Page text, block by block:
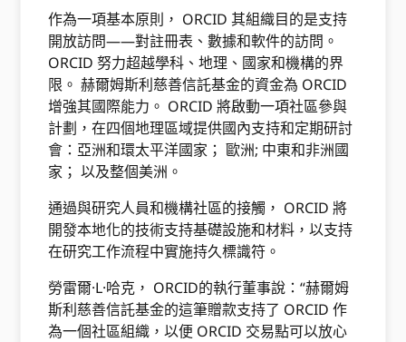
作為一項基本原則， ORCID 其組織目的是支持
開放訪問——對註冊表、數據和軟件的訪問。
ORCID 努力超越學科、地理、國家和機構的界
限。 赫爾姆斯利慈善信託基金的資金為 ORCID
增強其國際能力。 ORCID 將啟動一項社區參與
計劃，在四個地理區域提供國內支持和定期研討
會：亞洲和環太平洋國家； 歐洲; 中東和非洲國
家； 以及整個美洲。
通過與研究人員和機構社區的接觸， ORCID 將
開發本地化的技術支持基礎設施和材料，以支持
在研究工作流程中實施持久標識符。
勞雷爾·L·哈克， ORCID的執行董事說：“赫爾姆
斯利慈善信託基金的這筆贈款支持了 ORCID 作
為一個社區組織，以便 ORCID 交易點可以放心